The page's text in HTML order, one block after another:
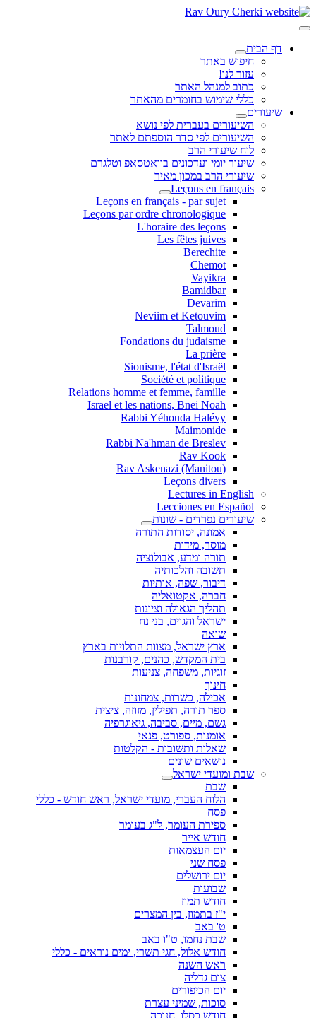
דף הבית
חיפוש באתר
עזור לנו!
כתוב למנהל האתר
כללי שימוש בחומרים מהאתר
שיעורים
השיעורים בעברית לפי נושא
השיעורים לפי סדר הוספתם לאתר
לוח שיעורי הרב
שיעור יומי ועדכונים בוואטסאפ וטלגרם
שיעורי הרב במכון מאיר
Leçons en français
Leçons en français - par sujet
Leçons par ordre chronologique
L'horaire des leçons
Les fêtes juives
Berechite
Chemot
Vayikra
Bamidbar
Devarim
Neviim et Ketouvim
Talmoud
Fondations du judaisme
La prière
Sionisme, l'état d'Israël
Société et politique
Relations homme et femme, famille
Israel et les nations, Bnei Noah
Rabbi Yéhouda Halévy
Maimonide
Rabbi Na'hman de Breslev
Rav Kook
(Rav Askenazi (Manitou
Leçons divers
Lectures in English
Lecciones en Español
שיעורים נפרדים - שונות
אמונה, יסודות התורה
מוסר, מידות
תורה ומדע, אבולוציה
תשובה והלכותיה
דיבור, שפה, אותיות
חברה, אקטואליה
תהליך הגאולה וציונות
ישראל והגוים, בני נח
שואה
ארץ ישראל, מצוות התלויות בארץ
בית המקדש, כהנים, קורבנות
זוגיות, משפחה, צניעות
חינוך
אכילה, כשרות, צמחונות
ספר תורה, תפילין, מזוזה, ציצית
גשם, מיים, סביבה, גיאוגרפיה
אומנות, ספורט, פנאי
שאלות ותשובות - הקלטות
נושאים שונים
שבת ומועדי ישראל
שבת
הלוח העברי, מועדי ישראל, ראש חודש - כללי
פסח
ספירת העומר, ל"ג בעומר
חודש אייר
יום העצמאות
פסח שני
יום ירושלים
שבועות
חודש תמוז
י"ז בתמוז, בין המצרים
ט' באב
שבת נחמו, ט"ו באב
חודש אלול, חגי תשרי, ימים נוראים - כללי
ראש השנה
צום גדליה
יום הכיפורים
סוכות, שמיני עצרת
חודש כסלו, חנוכה